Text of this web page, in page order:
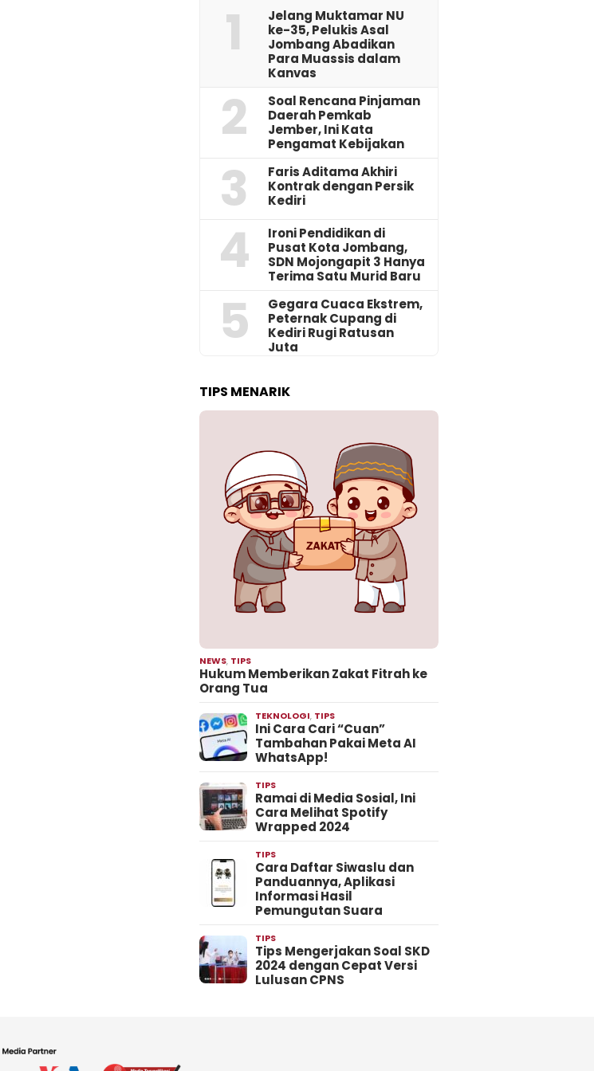
1
Jelang Muktamar NU
ke-35, Pelukis Asal
Jombang Abadikan
Para Muassis dalam
Kanvas
2
‎Soal Rencana Pinjaman
Daerah Pemkab
Jember, Ini Kata
Pengamat Kebijakan ‎
3
Faris Aditama Akhiri
Kontrak dengan Persik
Kediri
4
Ironi Pendidikan di
Pusat Kota Jombang,
SDN Mojongapit 3 Hanya
Terima Satu Murid Baru
5
‎Gegara Cuaca Ekstrem,
Peternak Cupang di
Kediri Rugi Ratusan
Juta
TIPS MENARIK
NEWS, TIPS
Hukum Memberikan Zakat Fitrah ke
Orang Tua
TEKNOLOGI, TIPS
Ini Cara Cari “Cuan”
Tambahan Pakai Meta AI
WhatsApp!
TIPS
Ramai di Media Sosial, Ini
Cara Melihat Spotify
Wrapped 2024
TIPS
Cara Daftar Siwaslu dan
Panduannya, Aplikasi
Informasi Hasil
Pemungutan Suara
TIPS
Tips Mengerjakan Soal SKD
2024 dengan Cepat Versi
Lulusan CPNS